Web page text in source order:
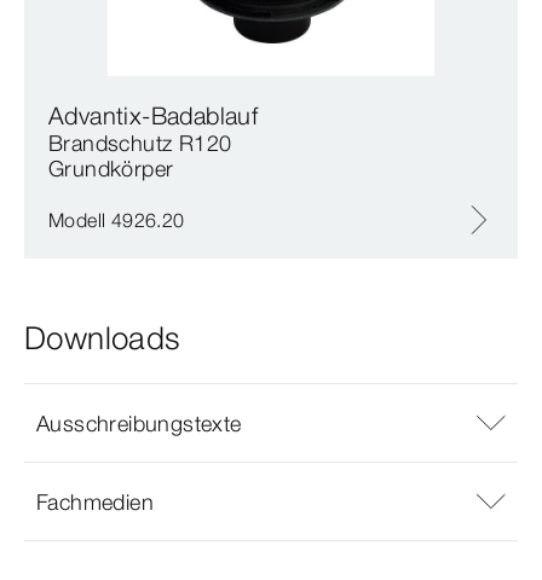
Advantix-Badablauf
Brandschutz R120
Grundkörper
Modell 4926.20
Downloads
Ausschreibungstexte
Fachmedien